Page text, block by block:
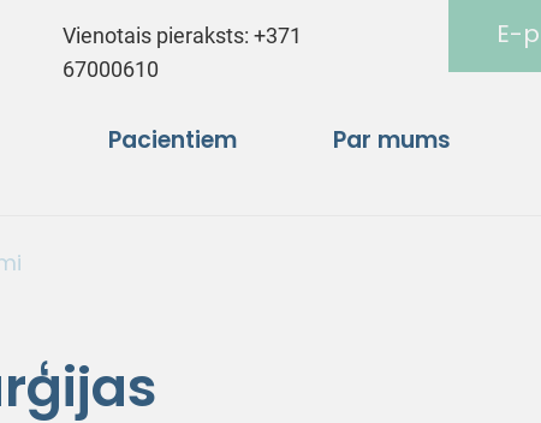
Vienotais pieraksts:+371
67000610
E-
Pacientiem Par mums